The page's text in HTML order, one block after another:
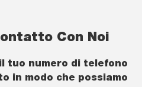
Con Noi
tuo numero di telefono
in modo che possiamo